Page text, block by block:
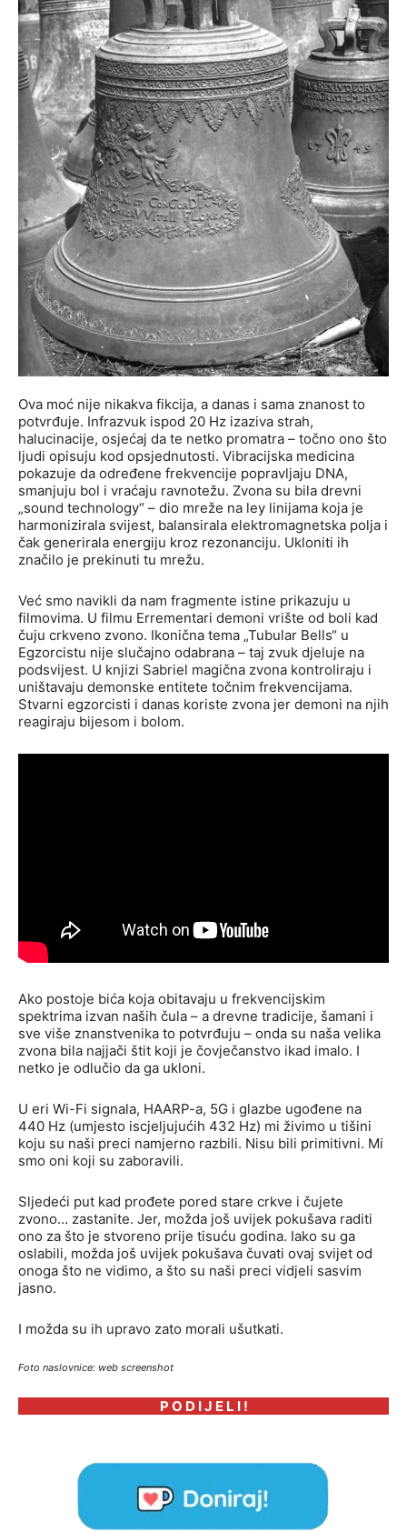
Ova moć nije nikakva fikcija, a danas i sama znanost to
potvrđuje. Infrazvuk ispod 20 Hz izaziva strah,
halucinacije, osjećaj da te netko promatra – točno ono što
ljudi opisuju kod opsjednutosti. Vibracijska medicina
pokazuje da određene frekvencije popravljaju DNA,
smanjuju bol i vraćaju ravnotežu. Zvona su bila drevni
„sound technology“ – dio mreže na ley linijama koja je
harmonizirala svijest, balansirala elektromagnetska polja i
čak generirala energiju kroz rezonanciju. Ukloniti ih
značilo je prekinuti tu mrežu.
Već smo navikli da nam fragmente istine prikazuju u
filmovima. U filmu Errementari demoni vrište od boli kad
čuju crkveno zvono. Ikonična tema „Tubular Bells“ u
Egzorcistu nije slučajno odabrana – taj zvuk djeluje na
podsvijest. U knjizi Sabriel magična zvona kontroliraju i
uništavaju demonske entitete točnim frekvencijama.
Stvarni egzorcisti i danas koriste zvona jer demoni na njih
reagiraju bijesom i bolom.
Ako postoje bića koja obitavaju u frekvencijskim
spektrima izvan naših čula – a drevne tradicije, šamani i
sve više znanstvenika to potvrđuju – onda su naša velika
zvona bila najjači štit koji je čovječanstvo ikad imalo. I
netko je odlučio da ga ukloni.
U eri Wi-Fi signala, HAARP-a, 5G i glazbe ugođene na
440 Hz (umjesto iscjeljujućih 432 Hz) mi živimo u tišini
koju su naši preci namjerno razbili. Nisu bili primitivni. Mi
smo oni koji su zaboravili.
Sljedeći put kad prođete pored stare crkve i čujete
zvono… zastanite. Jer, možda još uvijek pokušava raditi
ono za što je stvoreno prije tisuću godina. Iako su ga
oslabili, možda još uvijek pokušava čuvati ovaj svijet od
onoga što ne vidimo, a što su naši preci vidjeli sasvim
jasno.
I možda su ih upravo zato morali ušutkati.
Foto naslovnice: web screenshot
P O D I J E L I !